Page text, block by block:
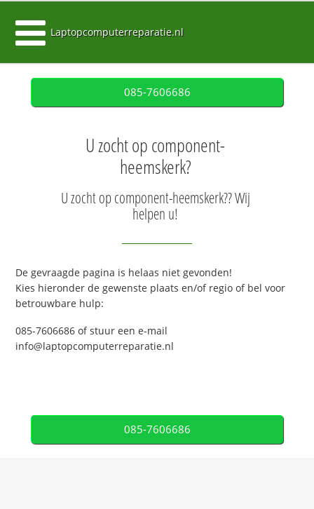
Laptopcomputerreparatie.nl
085-7606686
U zocht op component-
heemskerk?
U zocht op component-heemskerk?? Wij
helpen u!
De gevraagde pagina is helaas niet gevonden!
Kies hieronder de gewenste plaats en/of regio of bel voor
betrouwbare hulp:
085-7606686 of stuur een e-mail
info@laptopcomputerreparatie.nl
085-7606686